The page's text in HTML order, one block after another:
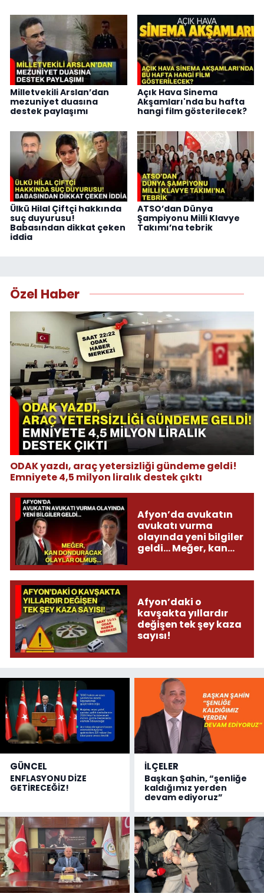
Milletvekili Arslan’dan
mezuniyet duasına
destek paylaşımı
Açık Hava Sinema
Akşamları'nda bu hafta
hangi film gösterilecek?
Ülkü Hilal Çiftçi hakkında
suç duyurusu!
Babasından dikkat çeken
iddia
ATSO’dan Dünya
Şampiyonu Milli Klavye
Takımı’na tebrik
Özel Haber
ODAK yazdı, araç yetersizliği gündeme geldi!
Emniyete 4,5 milyon liralık destek çıktı
Afyon’da avukatın
avukatı vurma
olayında yeni bilgiler
geldi... Meğer, kan
olmuş...
Afyon’daki o
kavşakta yıllardır
değişen tek şey kaza
sayısı!
GÜNCEL
ENFLASYONU DİZE
GETİRECEĞİZ!
İLÇELER
Başkan Şahin, “şenliğe
kaldığımız yerden
devam ediyoruz”